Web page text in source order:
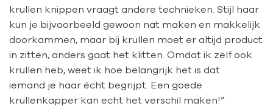
krullen knippen vraagt andere technieken. Stijl haar
kun je bijvoorbeeld gewoon nat maken en makkelijk
doorkammen, maar bij krullen moet er altijd product
in zitten, anders gaat het klitten. Omdat ik zelf ook
krullen heb, weet ik hoe belangrijk het is dat
iemand je haar écht begrijpt. Een goede
krullenkapper kan echt het verschil maken!”